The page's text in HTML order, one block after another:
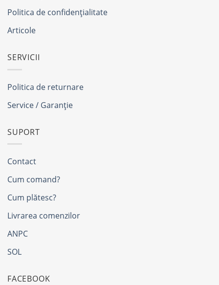
Politica de confidențialitate
Articole
SERVICII
Politica de returnare
Service / Garanție
SUPORT
Contact
Cum comand?
Cum plătesc?
Livrarea comenzilor
ANPC
SOL
FACEBOOK